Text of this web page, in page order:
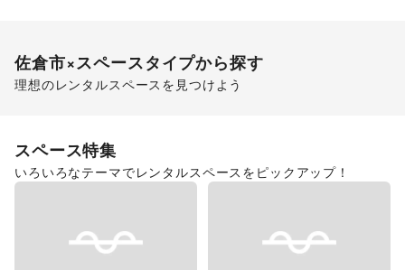
佐倉市×スペースタイプから探す
理想のレンタルスペースを見つけよう
スペース特集
いろいろなテーマでレンタルスペースをピックアップ！